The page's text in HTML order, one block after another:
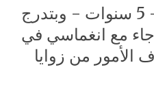
من فترة - تقريبا 7 - 5 سنوات - وبتدرج
مع انغماسي في
من زوايا